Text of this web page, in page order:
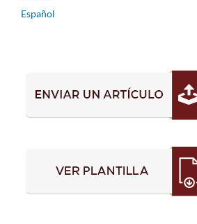
Español